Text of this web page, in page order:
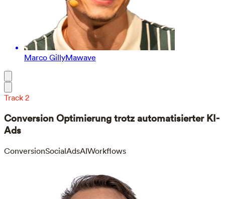
Marco GillyMawave
Track 2
Conversion Optimierung trotz automatisierter KI-
Ads
ConversionSocialAdsAIWorkflows